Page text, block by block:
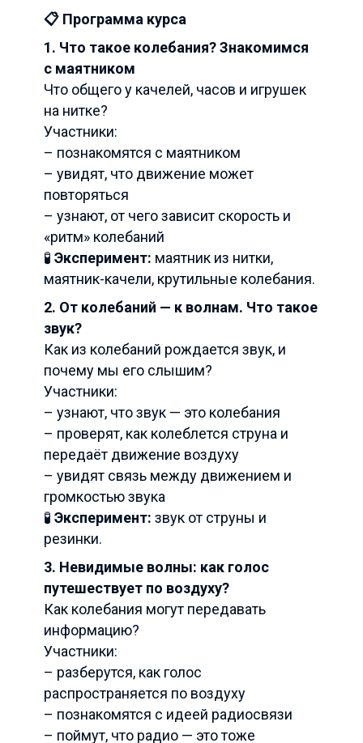
📋 Программа курса
1. Что такое колебания? Знакомимся
с маятником
Что общего у качелей, часов и игрушек
на нитке?
Участники:
– познакомятся с маятником
– увидят, что движение может
повторяться
– узнают, от чего зависит скорость и
«ритм» колебаний
🧪 Эксперимент: маятник из нитки,
маятник-качели, крутильные колебания.
2. От колебаний — к волнам. Что такое
звук?
Как из колебаний рождается звук, и
почему мы его слышим?
Участники:
– узнают, что звук — это колебания
– проверят, как колеблется струна и
передаёт движение воздуху
– увидят связь между движением и
громкостью звука
🧪 Эксперимент: звук от струны и
резинки.
3. Невидимые волны: как голос
путешествует по воздуху?
Как колебания могут передавать
информацию?
Участники:
– разберутся, как голос
распространяется по воздуху
– познакомятся с идеей радиосвязи
– поймут, что радио — это тоже